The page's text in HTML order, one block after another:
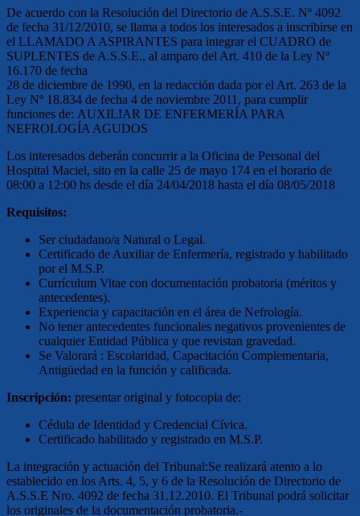
De acuerdo con la Resolución del Directorio de A.S.S.E. Nº 4092
de fecha 31/12/2010, se llama a todos los interesados a inscribirse en
el LLAMADO A ASPIRANTES para integrar el CUADRO de
SUPLENTES de A.S.S.E., al amparo del Art. 410 de la Ley Nº
16.170 de fecha
28 de diciembre de 1990, en la redacción dada por el Art. 263 de la
Ley Nº 18.834 de fecha 4 de noviembre 2011, para cumplir
funciones de: AUXILIAR DE ENFERMERÍA PARA
NEFROLOGÍA AGUDOS
Los interesados deberán concurrir a la Oficina de Personal del
Hospital Maciel, sito en la calle 25 de mayo 174 en el horario de
08:00 a 12:00 hs desde el día 24/04/2018 hasta el día 08/05/2018
Requisitos:
Ser ciudadano/a Natural o Legal.
Certificado de Auxiliar de Enfermería, registrado y habilitado
por el M.S.P.
Currículum Vitae con documentación probatoria (méritos y
antecedentes).
Experiencia y capacitación en el área de Nefrología.
No tener antecedentes funcionales negativos provenientes de
cualquier Entidad Pública y que revistan gravedad.
Se Valorará : Escolaridad, Capacitación Complementaria,
Antigüedad en la función y calificada.
Inscripción: presentar original y fotocopia de:
Cédula de Identidad y Credencial Cívica.
Certificado habilitado y registrado en M.S.P.
La integración y actuación del Tribunal:Se realizará atento a lo
establecido en los Arts. 4, 5, y 6 de la Resolución de Directorio de
A.S.S.E Nro. 4092 de fecha 31.12.2010. El Tribunal podrá solicitar
los originales de la documentación probatoria.-